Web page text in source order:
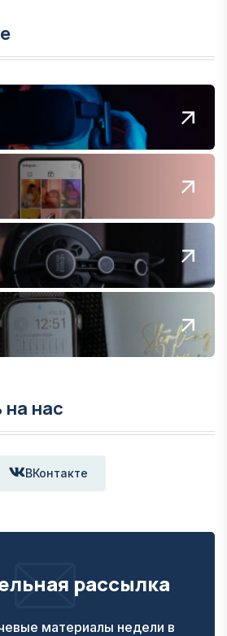
нас
ВКонтакте
рассылка
материалы недели в